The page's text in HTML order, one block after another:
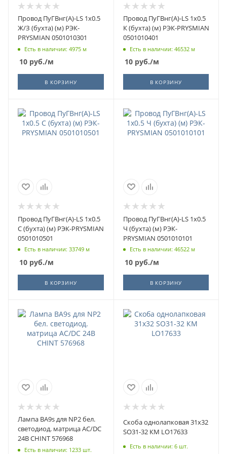
Провод ПуГВнг(А)-LS 1х0.5
Ж/З (бухта) (м) РЭК-
PRYSMIAN 0501010301
Есть в наличии: 4975 м
10 руб./м
В КОРЗИНУ
Провод ПуГВнг(А)-LS 1х0.5
К (бухта) (м) РЭК-PRYSMIAN
0501010401
Есть в наличии: 46532 м
10руб./м
В КОРЗИНУ
Провод ПуГВнг(А)-LS 1х0.5
С (бухта) (м) РЭК-PRYSMIAN
0501010501
Есть в наличии: 33749 м
10 руб./м
В КОРЗИНУ
Провод ПуГВнг(А)-LS 1х0.5
Ч (бухта) (м) РЭК-
PRYSMIAN 0501010101
Есть в наличии: 46522 м
10руб./м
В КОРЗИНУ
Лампа BA9s для NP2 бел.
светодиод. матрица AC/DC
24В CHINT 576968
Есть в наличии: 1233 шт.
Скоба однолапковая 31х32
SO31-32 КМ LO17633
Есть в наличии: 6 шт.